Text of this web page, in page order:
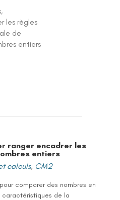
les règles
de
entiers
ranger encadrer les
entiers
calculs, CM2
comparer des nombres en
caractéristiques de la